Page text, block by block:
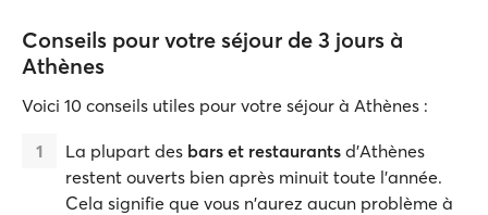
Conseils pour votre séjour de 3 jours à
Athènes
Voici 10 conseils utiles pour votre séjour à Athènes :
La plupart des bars et restaurants d'Athènes
restent ouverts bien après minuit toute l'année.
Cela signifie que vous n'aurez aucun problème à